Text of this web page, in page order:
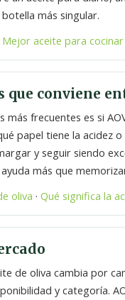
más singular.
Mejor aceite para cocinar
que conviene
más frecuentes es si
papel tiene la acidez
y seguir siendo
más que
oliva · Qué significa la
de oliva cambia por
y categoría.